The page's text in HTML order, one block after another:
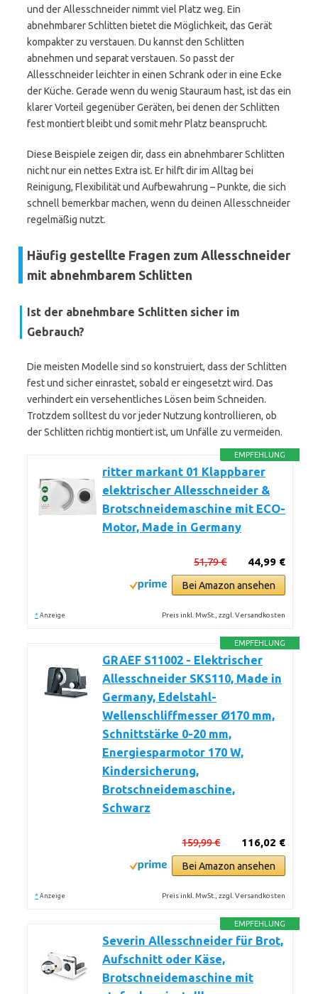
und der Allesschneider nimmt viel Platz weg. Ein
abnehmbarer Schlitten bietet die Möglichkeit, das Gerät
kompakter zu verstauen. Du kannst den Schlitten
abnehmen und separat verstauen. So passt der
Allesschneider leichter in einen Schrank oder in eine Ecke
der Küche. Gerade wenn du wenig Stauraum hast, ist das ein
klarer Vorteil gegenüber Geräten, bei denen der Schlitten
fest montiert bleibt und somit mehr Platz beansprucht.
Diese Beispiele zeigen dir, dass ein abnehmbarer Schlitten
nicht nur ein nettes Extra ist. Er hilft dir im Alltag bei
Reinigung, Flexibilität und Aufbewahrung – Punkte, die sich
schnell bemerkbar machen, wenn du deinen Allesschneider
regelmäßig nutzt.
Häufig gestellte Fragen zum Allesschneider
mit abnehmbarem Schlitten
Ist der abnehmbare Schlitten sicher im
Gebrauch?
Die meisten Modelle sind so konstruiert, dass der Schlitten
fest und sicher einrastet, sobald er eingesetzt wird. Das
verhindert ein versehentliches Lösen beim Schneiden.
Trotzdem solltest du vor jeder Nutzung kontrollieren, ob
der Schlitten richtig montiert ist, um Unfälle zu vermeiden.
EMPFEHLUNG
ritter markant 01 Klappbarer
elektrischer Allesschneider &
Brotschneidemaschine mit ECO-
Motor, Made in Germany
44,99 €
51,79 €
Bei Amazon ansehen
* Anzeige Preis inkl. MwSt., zzgl. Versandkosten
EMPFEHLUNG
GRAEF S11002 - Elektrischer
Allesschneider SKS110, Made in
Germany, Edelstahl-
Wellenschliffmesser Ø170 mm,
Schnittstärke 0-20 mm,
Energiesparmotor 170 W,
Kindersicherung,
Brotschneidemaschine,
Schwarz
116,02 €
159,99 €
Bei Amazon ansehen
* Anzeige Preis inkl. MwSt., zzgl. Versandkosten
EMPFEHLUNG
Severin Allesschneider für Brot,
Aufschnitt oder Käse,
Brotschneidemaschine mit